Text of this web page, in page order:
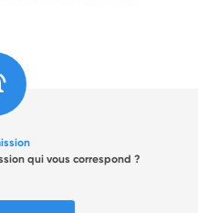
qui vous correspond ?